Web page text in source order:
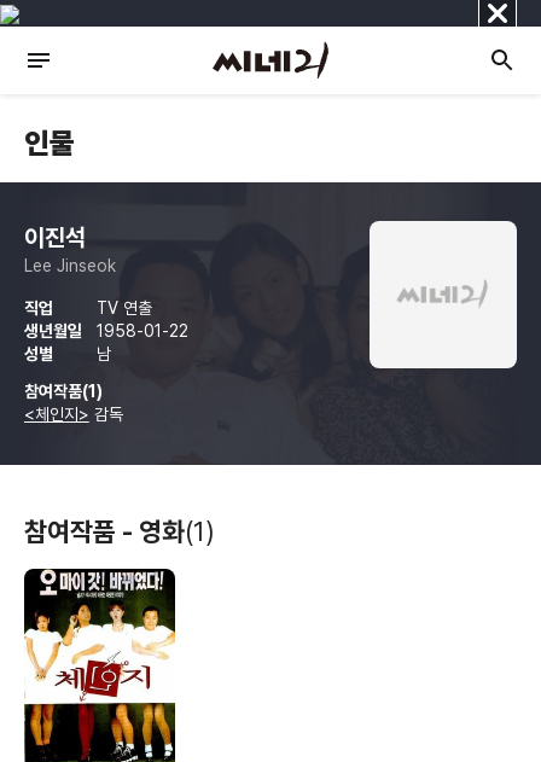
닫
기
인물
이진석
Lee Jinseok
직업
TV 연출
생년월일
1958-01-22
성별
남
참여작품(1)
<체인지> 감독
참여작품 - 영화(1)